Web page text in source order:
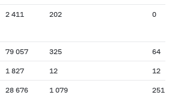
2 411 202 0
79 057 325 64
1 827 12 12
28 676 1 079 251